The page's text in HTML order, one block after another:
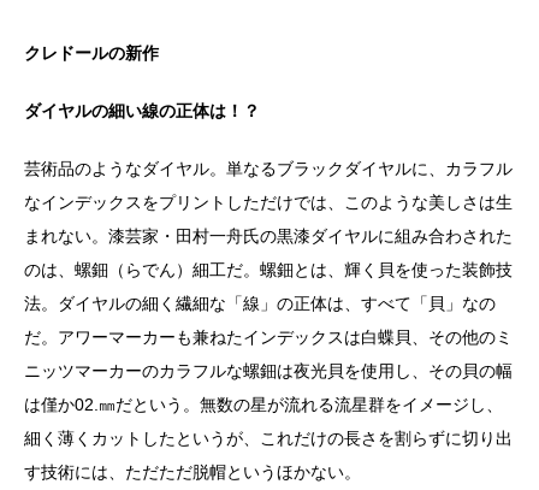
クレドールの新作
ダイヤルの細い線の正体は！？
芸術品のようなダイヤル。単なるブラックダイヤルに、カラフル
なインデックスをプリントしただけでは、このような美しさは生
まれない。漆芸家・田村一舟氏の黒漆ダイヤルに組み合わされた
のは、螺鈿（らでん）細工だ。螺鈿とは、輝く貝を使った装飾技
法。ダイヤルの細く繊細な「線」の正体は、すべて「貝」なの
だ。アワーマーカーも兼ねたインデックスは白蝶貝、その他のミ
ニッツマーカーのカラフルな螺鈿は夜光貝を使用し、その貝の幅
は僅か02.㎜だという。無数の星が流れる流星群をイメージし、
細く薄くカットしたというが、これだけの長さを割らずに切り出
す技術には、ただただ脱帽というほかない。